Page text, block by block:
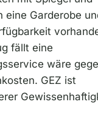
Garderobe
fällt eine
wäre
GEZ ist